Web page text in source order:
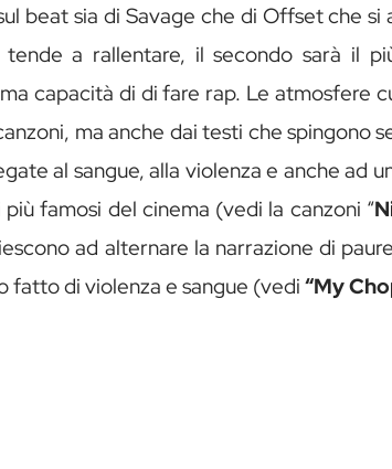
beat sia di Savage che di Offset che
tende a rallentare, il secondo sarà il
capacità di di fare rap. Le atmosfere
ma anche dai testi che spingono
al sangue, alla violenza e anche ad
famosi del cinema (vedi la canzoni “
ad alternare la narrazione di
fatto di violenza e sangue (vedi “My